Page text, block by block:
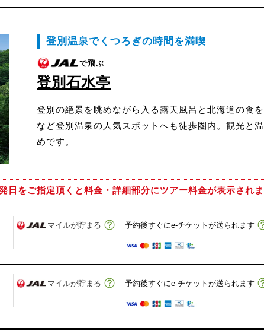
登別温泉でくつろぎの時間を満喫
で飛ぶ
登別石水亭
登別の絶景を眺めながら入る露天風呂と北海道の食
など登別温泉の人気スポットへも徒歩圏内。観光と
めです。
日をご指定頂くと料金・詳細部分にツアー料金が表示され
マイルが貯まる
予約後すぐにe-チケットが送られます
マイルが貯まる
予約後すぐにe-チケットが送られます